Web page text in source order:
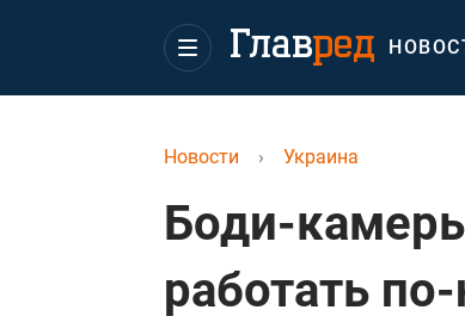
Новости › Украина
Боди-
работать